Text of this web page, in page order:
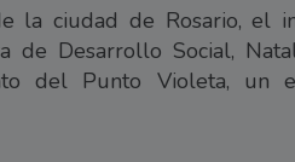
la ciudad de Rosario, el
de Desarrollo Social,
del Punto Violeta, un